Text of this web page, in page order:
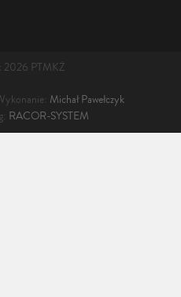
PTMKŻ
Michał Pawełczyk
RACOR-SYSTEM